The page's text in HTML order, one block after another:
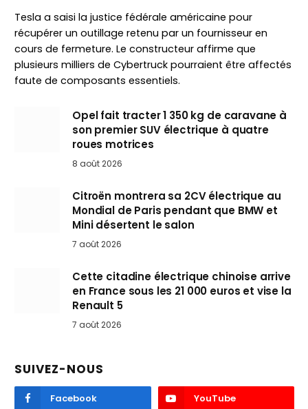
Tesla a saisi la justice fédérale américaine pour
récupérer un outillage retenu par un fournisseur en
cours de fermeture. Le constructeur affirme que
plusieurs milliers de Cybertruck pourraient être affectés
faute de composants essentiels.
Opel fait tracter 1 350 kg de caravane à
son premier SUV électrique à quatre
roues motrices
8 août 2026
Citroën montrera sa 2CV électrique au
Mondial de Paris pendant que BMW et
Mini désertent le salon
7 août 2026
Cette citadine électrique chinoise arrive
en France sous les 21 000 euros et vise la
Renault 5
7 août 2026
SUIVEZ-NOUS
Facebook YouTube